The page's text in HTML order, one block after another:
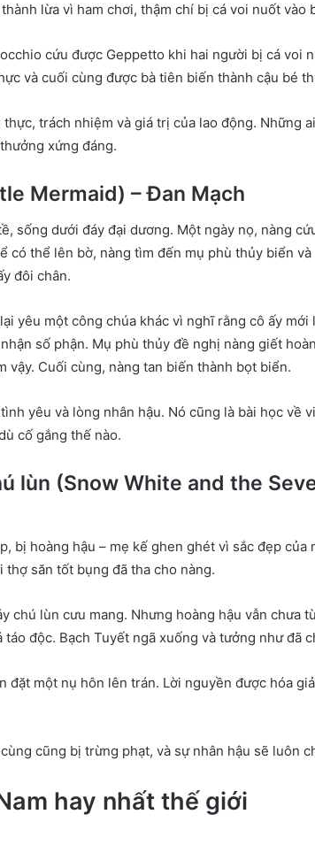
lừa vì ham chơi, thậm chí bị cá voi nuốt vào
cứu được Geppetto khi hai người bị cá voi
và cuối cùng được bà tiên biến thành cậu bé
trách nhiệm và giá trị của lao động. Những
xứng đáng.
Mermaid) – Đan Mạch
sống dưới đáy đại dương. Một ngày nọ, nàng
có thể lên bờ, nàng tìm đến mụ phù thủy biển và
đôi chân.
yêu một công chúa khác vì nghĩ rằng cô ấy mới
số phận. Mụ phù thủy đề nghị nàng giết
vậy. Cuối cùng, nàng tan biến thành bọt biển.
yêu và lòng nhân hậu. Nó cũng là bài học về
cố gắng thế nào.
lùn (Snow White and the
bị hoàng hậu – mẹ kế ghen ghét vì sắc đẹp của
săn tốt bụng đã tha cho nàng.
chú lùn cưu mang. Nhưng hoàng hậu vẫn chưa
độc. Bạch Tuyết ngã xuống và tưởng như đã
đặt một nụ hôn lên trán. Lời nguyền được hóa
cũng bị trừng phạt, và sự nhân hậu sẽ luôn
hay nhất thế giới